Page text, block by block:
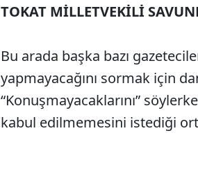
TOKAT MİLLETVEKİLİ
Bu arada başka bazı
yapmayacağını sormak için
“Konuşmayacaklarını”
kabul edilmemesini istediği